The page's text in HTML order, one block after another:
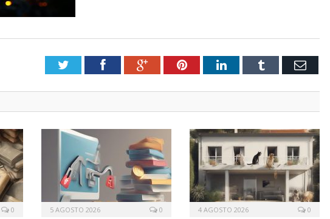
TwitterFacebookGoogle+PinterestLinkedInTumblr Email
0 5 AGOSTO 2026 0 4 AGOSTO 2026 0